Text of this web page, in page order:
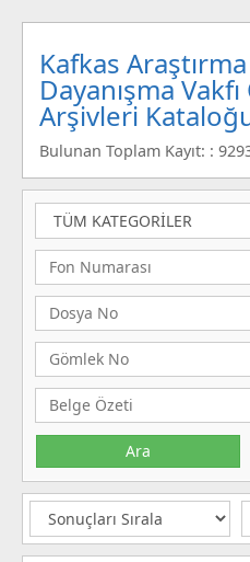
Kafkas
Dayanışma
Arşivleri
Bulunan Toplam Kayıt: :